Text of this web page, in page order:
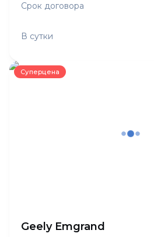
Срок договора
В сутки
Суперцена
Geely Emgrand